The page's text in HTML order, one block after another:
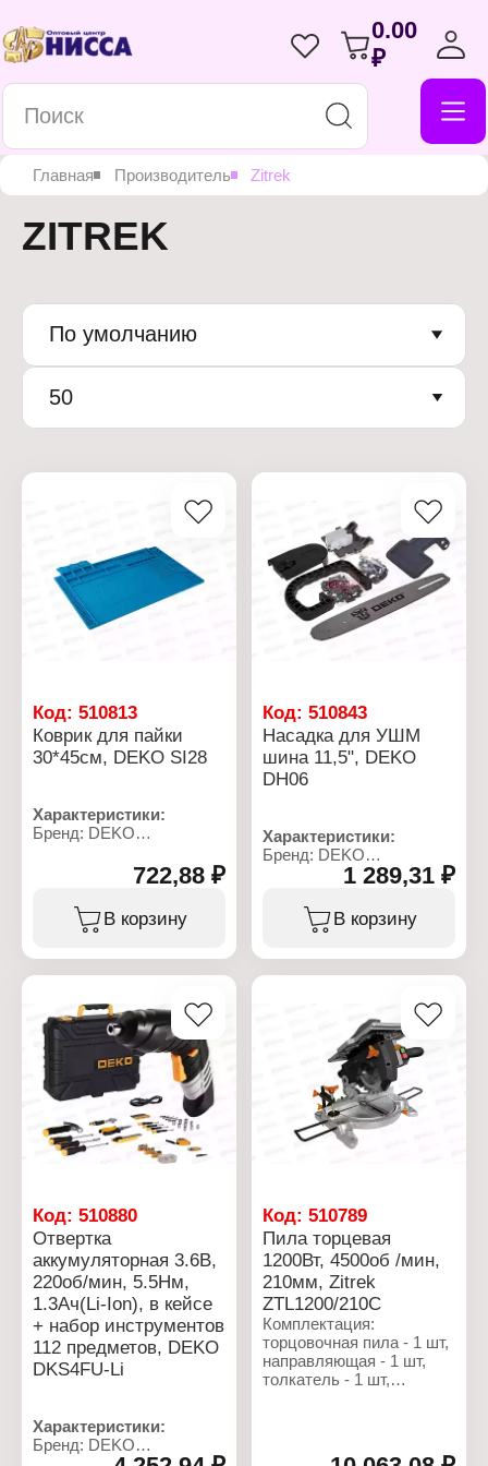
0.00
₽
Главная Производитель Zitrek
ZITREK
По умолчанию
50
Код: 510813
Коврик для пайки
30*45см, DEKO SI28
Характеристики:
Бренд: DEKO
Тип товара: Коврик для
Модель: SI28
Размер: 30х45 см
шт
Материал: термостойкий
силикон
722,88 ₽
В корзину
Код:510843
Насадка для УШМ
шина 11,5", DEKO
DH06
Характеристики:
Бренд: DEKO
Артикул: 065-0752
Тип товара: Насадка
Назначение: для УШМ
Вариация: пила
1 289,31 ₽
В корзину
Код: 510880
Отвертка
аккумуляторная 3.6В,
220об/мин, 5.5Нм,
1.3Ач(Li-Ion), в кейсе
+ набор инструментов
112 предметов, DEKO
DKS4FU-Li
Характеристики:
Бренд: DEKO
Код:510789
Пила торцевая
1200Вт, 4500об /мин,
210мм, Zitrek
ZTL1200/210C
Комплектация:
торцовочная пила - 1 шт,
направляющая - 1 шт,
толкатель - 1 шт,
шт, шестигранный ключ -